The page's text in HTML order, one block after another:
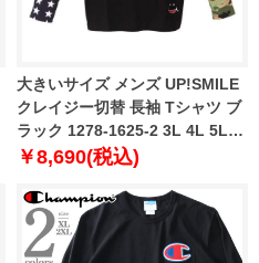
大きいサイズ メンズ UP!SMILE
クレイジー切替 長袖 Tシャツ ブ
ラック 1278-1625-2 3L 4L 5L
6L
￥8,690(税込)